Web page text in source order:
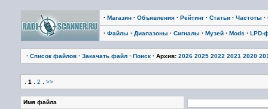
· Магазин · Объявления · Рейтинг · Статьи · Частоты ·
· Файлы · Диапазоны · Сигналы · Музей · Mods · LPD-
· Список файлов · Закачать файл · Поиск · Архив: 2026 2025 2022 2021 2020
1 2 >>
Имя файла